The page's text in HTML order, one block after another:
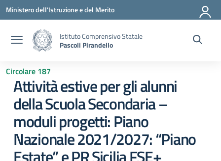
Vai ai contenuti
Vai al menu di navigazione
Vai al footer
Ministero dell'Istruzione e del Merito
Istituto Comprensivo Statale
Pascoli Pirandello
Circolare 187
Attività estive per gli alunni
della Scuola Secondaria –
moduli progetti: Piano
Nazionale 2021/2027: “Piano